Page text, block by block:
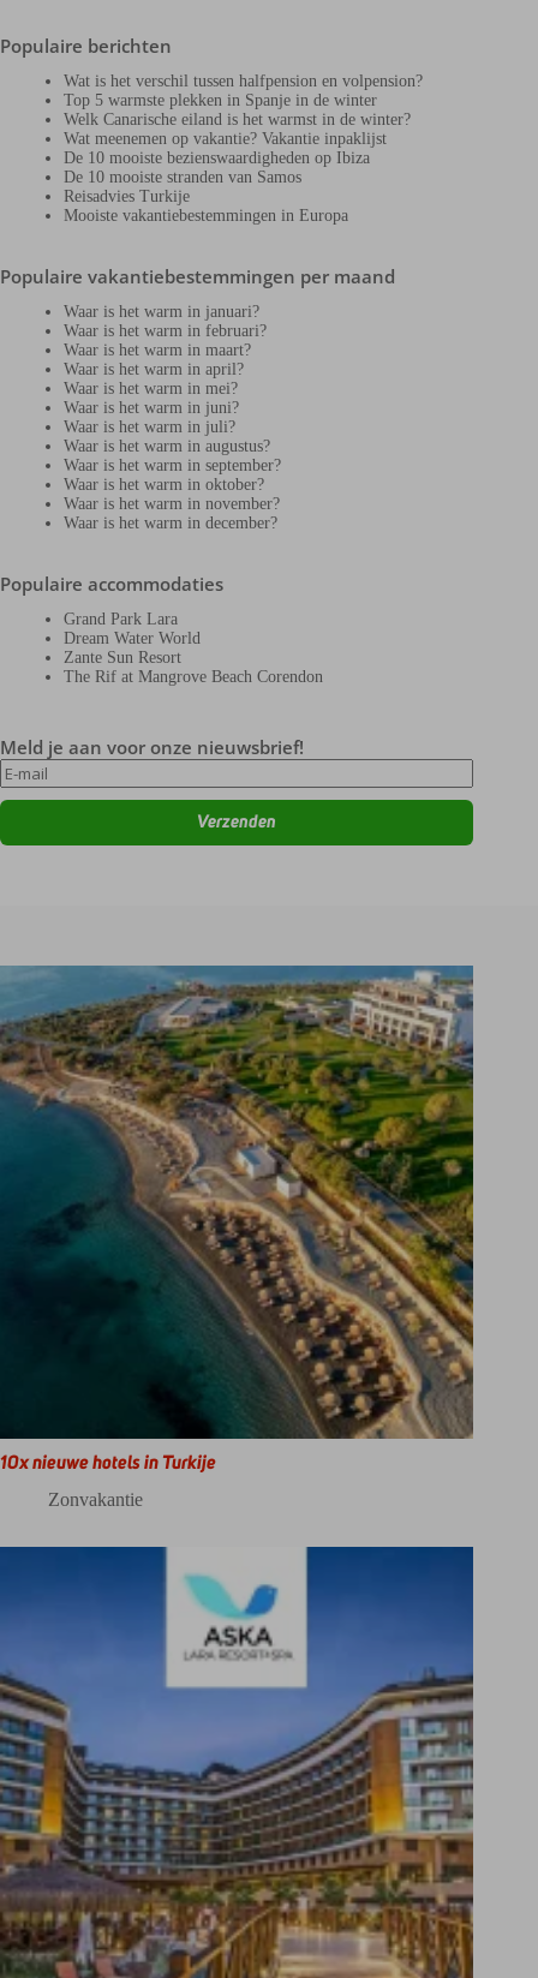
Populaire berichten
Wat is het verschil tussen halfpension en volpension?
Top 5 warmste plekken in Spanje in de winter
Welk Canarische eiland is het warmst in de winter?
Wat meenemen op vakantie? Vakantie inpaklijst
De 10 mooiste bezienswaardigheden op Ibiza
De 10 mooiste stranden van Samos
Reisadvies Turkije
Mooiste vakantiebestemmingen in Europa
Populaire vakantiebestemmingen per maand
Waar is het warm in januari?
Waar is het warm in februari?
Waar is het warm in maart?
Waar is het warm in april?
Waar is het warm in mei?
Waar is het warm in juni?
Waar is het warm in juli?
Waar is het warm in augustus?
Waar is het warm in september?
Waar is het warm in oktober?
Waar is het warm in november?
Waar is het warm in december?
Populaire accommodaties
Grand Park Lara
Dream Water World
Zante Sun Resort
The Rif at Mangrove Beach Corendon
Meld je aan voor onze nieuwsbrief!
10x nieuwe hotels in Turkije
Zonvakantie